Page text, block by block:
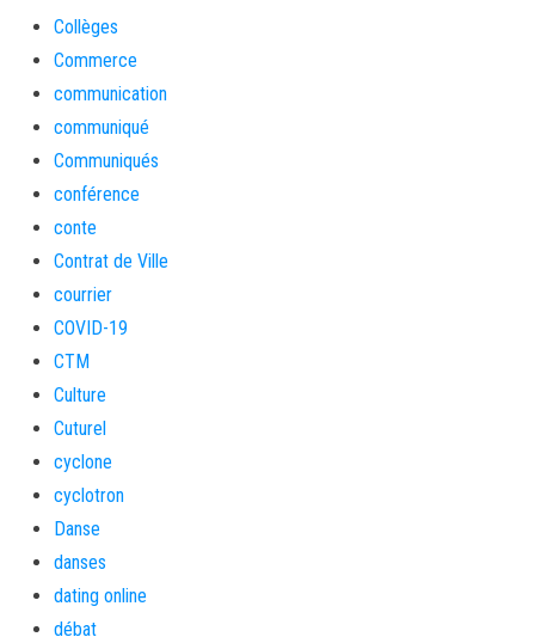
Collèges
Commerce
communication
communiqué
Communiqués
conférence
conte
Contrat de Ville
courrier
COVID-19
CTM
Culture
Cuturel
cyclone
cyclotron
Danse
danses
dating online
débat